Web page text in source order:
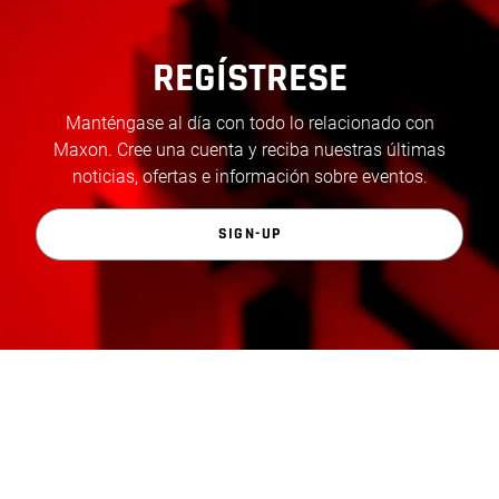
REGÍSTRESE
Manténgase al día con todo lo relacionado con
Maxon. Cree una cuenta y reciba nuestras últimas
noticias, ofertas e información sobre eventos.
SIGN-UP